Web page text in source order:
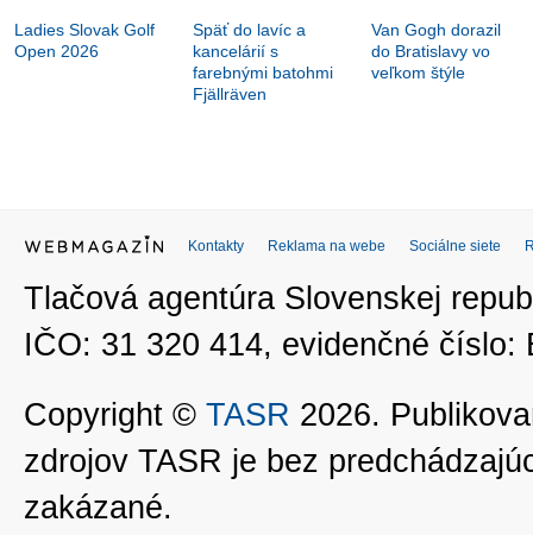
Ladies Slovak Golf
Open 2026
Späť do lavíc a
kancelárií s
farebnými batohmi
Fjällräven
Van Gogh dorazil
do Bratislavy vo
veľkom štýle
Kontakty Reklama na webe Sociálne siete
Tlačová agentúra Slovenskej
IČO: 31 320 414, evidenčné číslo:
Copyright © TASR 2026.
zdrojov TASR je bez
zakázané.